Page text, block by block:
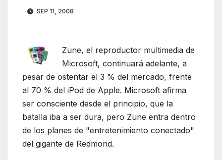
SEP 11, 2008
Zune, el reproductor multimedia de
Microsoft, continuará adelante, a
pesar de ostentar el 3 % del mercado, frente
al 70 % del iPod de Apple. Microsoft afirma
ser consciente desde el principio, que la
batalla iba a ser dura, pero Zune entra dentro
de los planes de "entretenimiento conectado"
del gigante de Redmond.